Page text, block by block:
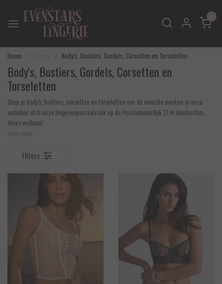
Home Body's, Bustiers, Gordels, Corsetten en Torseletten
Body's, Bustiers, Gordels, Corsetten en
Torseletten
Shop je body's, bustiers, corsetten en torseletten van de mooiste merken in onze
webshop of in onze lingeriespeciaalzaak op de Haarlemmerdijk 21 in Amsterdam.
Wees welkom!
Lees meer.
Filters